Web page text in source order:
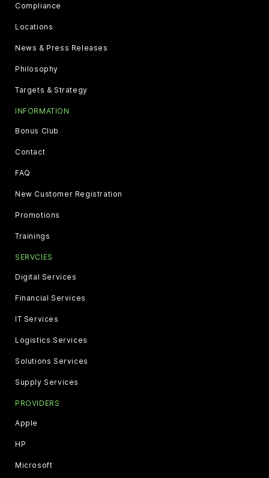
Compliance
Locations
News & Press Releases
Philosophy
Targets & Strategy
INFORMATION
Bonus Club
Contact
FAQ
New Customer Registration
Promotions
Trainings
SERVCIES
Digital Services
Financial Services
IT Services
Logistics Services
Solutions Services
Supply Services
PROVIDERS
Apple
HP
Microsoft